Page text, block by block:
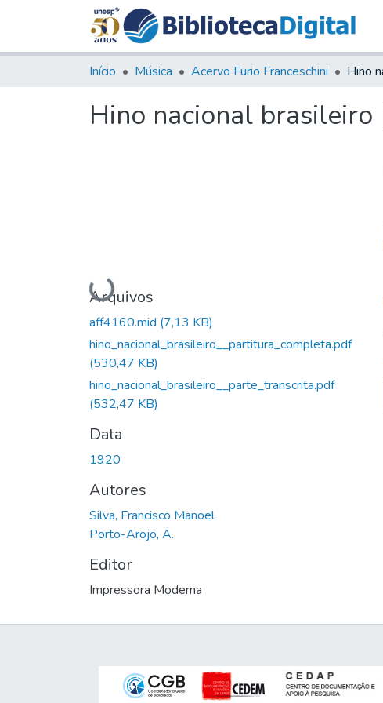
Início Música Acervo Furio Franceschini
Hino nacional brasileiro
Carregando...
Arquivos
aff4160.mid (7,13 KB)
hino_nacional_brasileiro__partitura_completa.pdf
(530,47 KB)
hino_nacional_brasileiro__parte_transcrita.pdf
(532,47 KB)
Data
1920
Autores
Silva, Francisco Manoel
Porto-Arojo, A.
Editor
Impressora Moderna